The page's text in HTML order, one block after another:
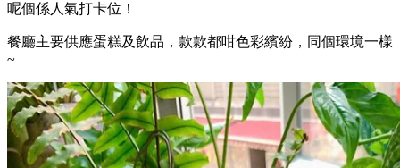
呢個係人氣打卡位！
餐廳主要供應蛋糕及飲品，款款都咁色彩繽紛，同個環境一樣
~